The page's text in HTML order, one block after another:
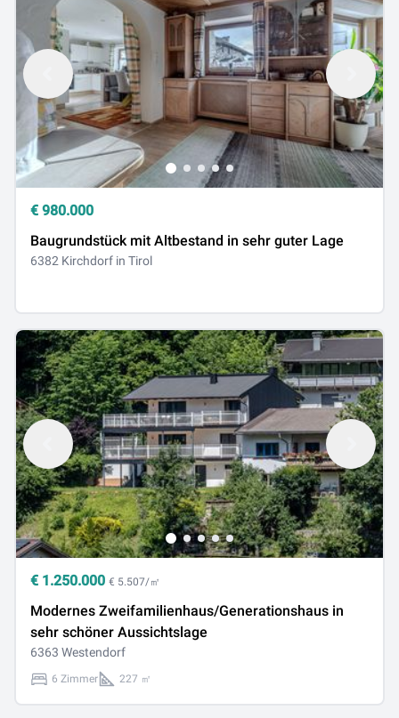
€ 980.000
Baugrundstück mit Altbestand in sehr guter Lage
6382 Kirchdorf in Tirol
€ 1.250.000 € 5.507/㎡
Modernes Zweifamilienhaus/Generationshaus in
sehr schöner Aussichtslage
6363 Westendorf
6 Zimmer 227 ㎡